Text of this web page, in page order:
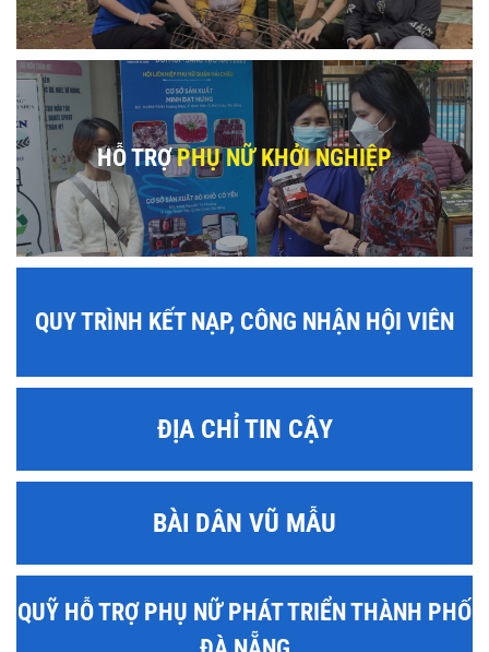
HỖ TRỢPHỤ NỮ KHỞI NGHIỆP
QUY TRÌNH KẾT NẠP, CÔNG NHẬN HỘI VIÊN
ĐỊA CHỈ TIN CẬY
BÀI DÂN VŨ MẪU
QUỸ HỖ TRỢ PHỤ NỮ PHÁT TRIỂN THÀNH PHỐ